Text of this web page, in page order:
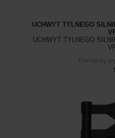
UCHWYT TYLNEGO
UCHWYT TYLNEGO
Elementy